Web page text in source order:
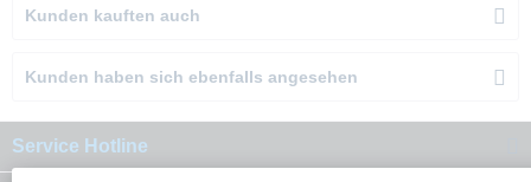
Kunden kauften auch
Kunden haben sich ebenfalls angesehen
Service Hotline